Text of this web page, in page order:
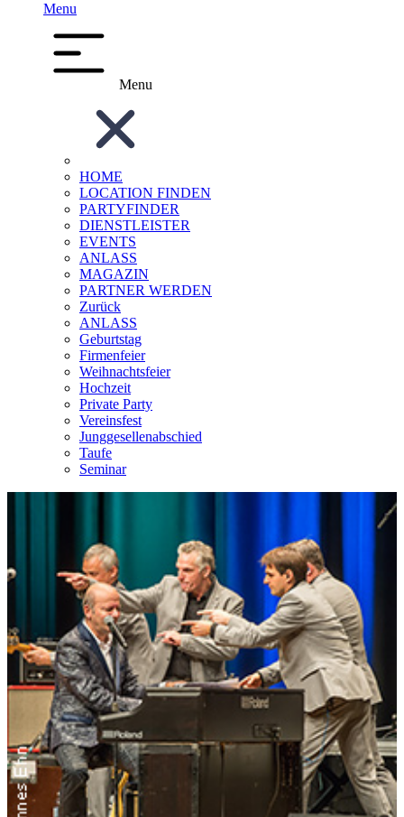
Menu
Menu
HOME
LOCATION FINDEN
PARTYFINDER
DIENSTLEISTER
EVENTS
ANLASS
MAGAZIN
PARTNER WERDEN
Zurück
ANLASS
Geburtstag
Firmenfeier
Weihnachtsfeier
Hochzeit
Private Party
Vereinsfest
Junggesellenabschied
Taufe
Seminar